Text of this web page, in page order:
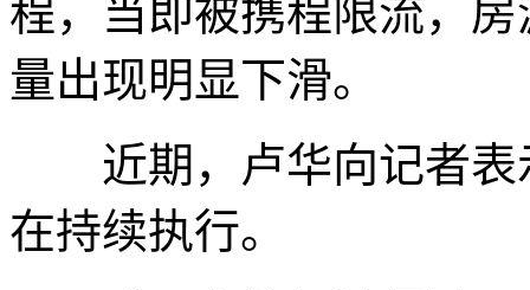
程，当即被携程限流，
量出现明显下滑。
近期，卢华向记者表
在持续执行。